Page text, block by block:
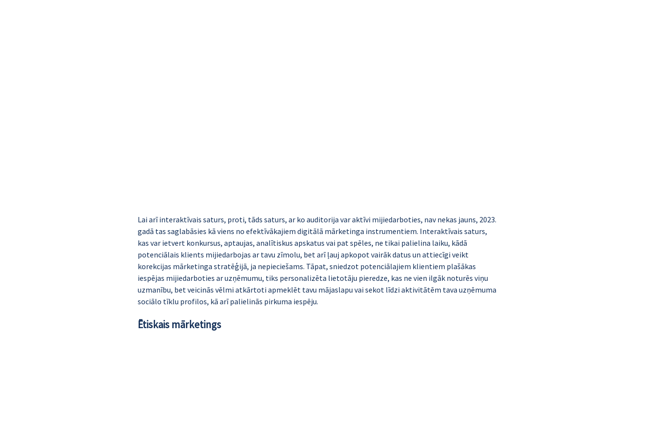
Lai arī interaktīvais saturs, proti, tāds saturs, ar ko auditorija var aktīvi mijiedarboties, nav nekas jauns, 2023.
gadā tas saglabāsies kā viens no efektīvākajiem digitālā mārketinga instrumentiem. Interaktīvais saturs,
kas var ietvert konkursus, aptaujas, analītiskus apskatus vai pat spēles, ne tikai palielina laiku, kādā
potenciālais klients mijiedarbojas ar tavu zīmolu, bet arī ļauj apkopot vairāk datus un attiecīgi veikt
korekcijas mārketinga stratēģijā, ja nepieciešams. Tāpat, sniedzot potenciālajiem klientiem plašākas
iespējas mijiedarboties ar uzņēmumu, tiks personalizēta lietotāju pieredze, kas ne vien ilgāk noturēs viņu
uzmanību, bet veicinās vēlmi atkārtoti apmeklēt tavu mājaslapu vai sekot līdzi aktivitātēm tava uzņēmuma
sociālo tīklu profilos, kā arī palielinās pirkuma iespēju.
Ētiskais mārketings